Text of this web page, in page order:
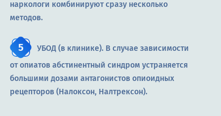
наркологи комбинируют сразу несколько
методов.
УБОД (в клинике). В случае зависимости
от опиатов абстинентный синдром устраняется
большими дозами антагонистов опиоидных
рецепторов (Налоксон, Налтрексон).